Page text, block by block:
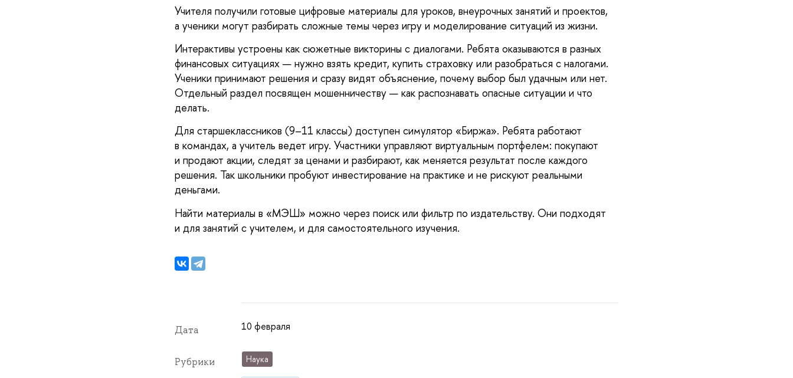
Учителя получили готовые цифровые материалы для уроков, внеурочных занятий и проектов,
а ученики могут разбирать сложные темы через игру и моделирование ситуаций из жизни.
Интерактивы устроены как сюжетные викторины с диалогами. Ребята оказываются в разных
финансовых ситуациях — нужно взять кредит, купить страховку или разобраться с налогами.
Ученики принимают решения и сразу видят объяснение, почему выбор был удачным или нет.
Отдельный раздел посвящен мошенничеству — как распознавать опасные ситуации и что
делать.
Для старшеклассников (9–11 классы) доступен симулятор «Биржа». Ребята работают
в командах, а учитель ведет игру. Участники управляют виртуальным портфелем: покупают
и продают акции, следят за ценами и разбирают, как меняется результат после каждого
решения. Так школьники пробуют инвестирование на практике и не рискуют реальными
деньгами.
Найти материалы в «МЭШ» можно через поиск или фильтр по издательству. Они подходят
и для занятий с учителем, и для самостоятельного изучения.
Дата 10 февраля
Рубрики Наука